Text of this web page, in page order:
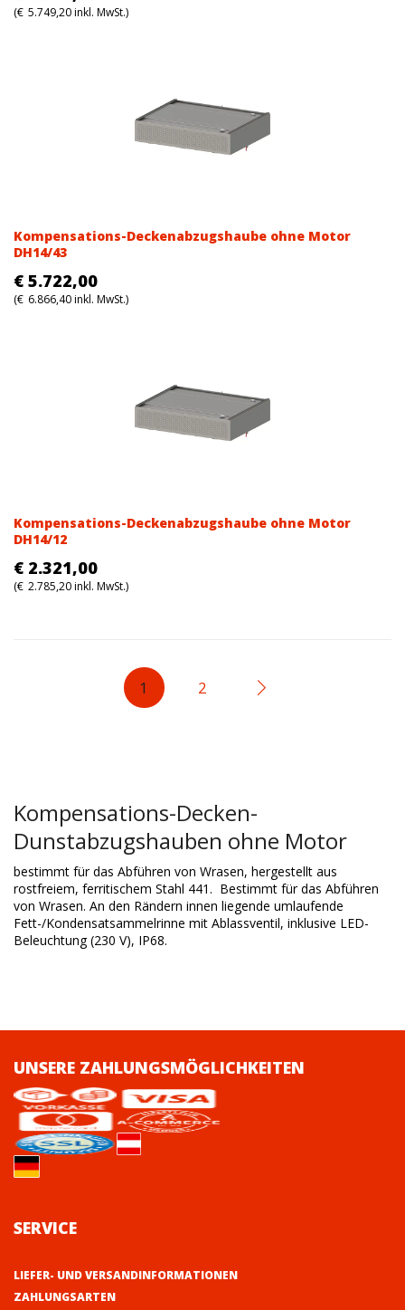
(€ 5.749,20inkl. MwSt.)
Kompensations-Deckenabzugshaube ohne Motor
DH14/43
€ 5.722,00
(€ 6.866,40inkl. MwSt.)
Kompensations-Deckenabzugshaube ohne Motor
DH14/12
€ 2.321,00
(€ 2.785,20inkl. MwSt.)
1 2
Kompensations-Decken-
Dunstabzugshauben ohne Motor
bestimmt für das Abführen von Wrasen, hergestellt aus
rostfreiem, ferritischem Stahl 441. Bestimmt für das Abführen
von Wrasen. An den Rändern innen liegende umlaufende
Fett-/Kondensatsammelrinne mit Ablassventil, inklusive LED-
Beleuchtung (230 V), IP68.
UNSERE ZAHLUNGSMÖGLICHKEITEN
SERVICE
LIEFER- UND VERSANDINFORMATIONEN
ZAHLUNGSARTEN